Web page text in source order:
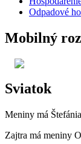
Odpadové
Mobilný
Sviatok
Meniny má Štefánia
Zajtra má meniny